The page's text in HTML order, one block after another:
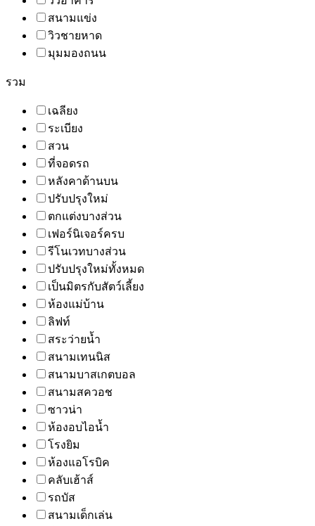
สนามแข่ง
วิวชายหาด
มุมมองถนน
รวม
เฉลียง
ระเบียง
สวน
ที่จอดรถ
หลังคาด้านบน
ปรับปรุงใหม่
ตกแต่งบางส่วน
เฟอร์นิเจอร์ครบ
รีโนเวทบางส่วน
ปรับปรุงใหม่ทั้งหมด
เป็นมิตรกับสัตว์เลี้ยง
ห้องแม่บ้าน
ลิฟท์
สระว่ายน้ำ
สนามเทนนิส
สนามบาสเกตบอล
สนามสควอช
ซาวน่า
ห้องอบไอน้ำ
โรงยิม
ห้องแอโรบิค
คลับเฮ้าส์
รถบัส
สนามเด็กเล่น